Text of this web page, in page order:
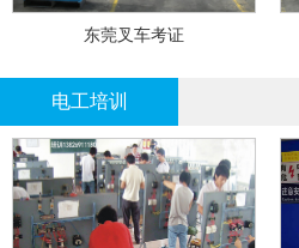
东莞叉车考证
电工培训